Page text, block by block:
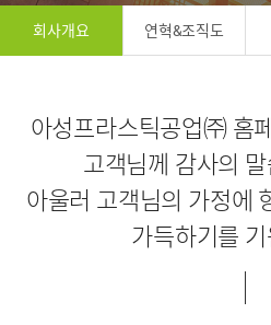
회사개요 연혁&조직도
아성프라스틱공업㈜ 홈
고객님께 감사의
아울러 고객님의 가정에
가득하기를